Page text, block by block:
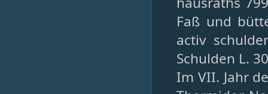
Faß und
activ
Schulden L.
Im VII. Jahr